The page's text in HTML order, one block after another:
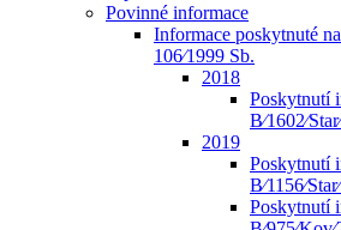
Povinné informace
Informace poskytnuté
106⁄1999 Sb.
2018
Poskytnutí
2019
Poskytnutí
Poskytnutí